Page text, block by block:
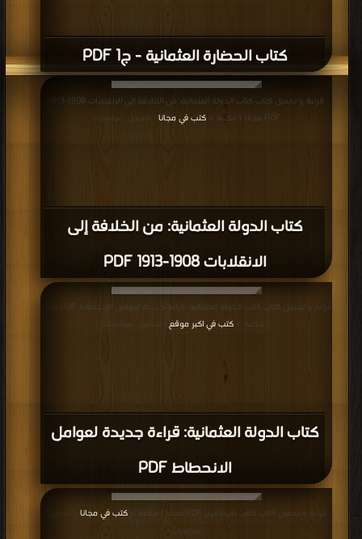
كتاب الحضارة العثمانية - ج1 PDF
كتاب الدولة العثمانية: من الخلافة إلى
الانقلابات 1908-1913 PDF
قراءة و تحميل كتاب كتاب الدولة العثمانية: من الخلافة إلى الانقلابات 1908-1913
PDF مجانا | مكتبة >
كتب في مجانا | التحميل : مرة/مرات
كتاب الدولة العثمانية: قراءة جديدة لعوامل
الانحطاط PDF
| مكتبة > كتب في اكبر موقع | التحميل : مرة/مرات
قراءة و تحميل كتاب كتاب باب الفرج PDF مجانا | مكتبة > كتب في مجانا | التحميل :
مرة/مرات